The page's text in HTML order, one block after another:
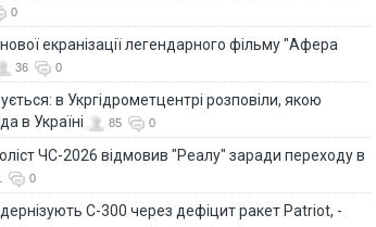
0
екранізації легендарного фільму "Афера
36 0
в Укргідрометцентрі розповіли, якою
в Україні
85 0
ЧС-2026 відмовив "Реалу" заради переходу в
0
С-300 через дефіцит ракет Patriot, -